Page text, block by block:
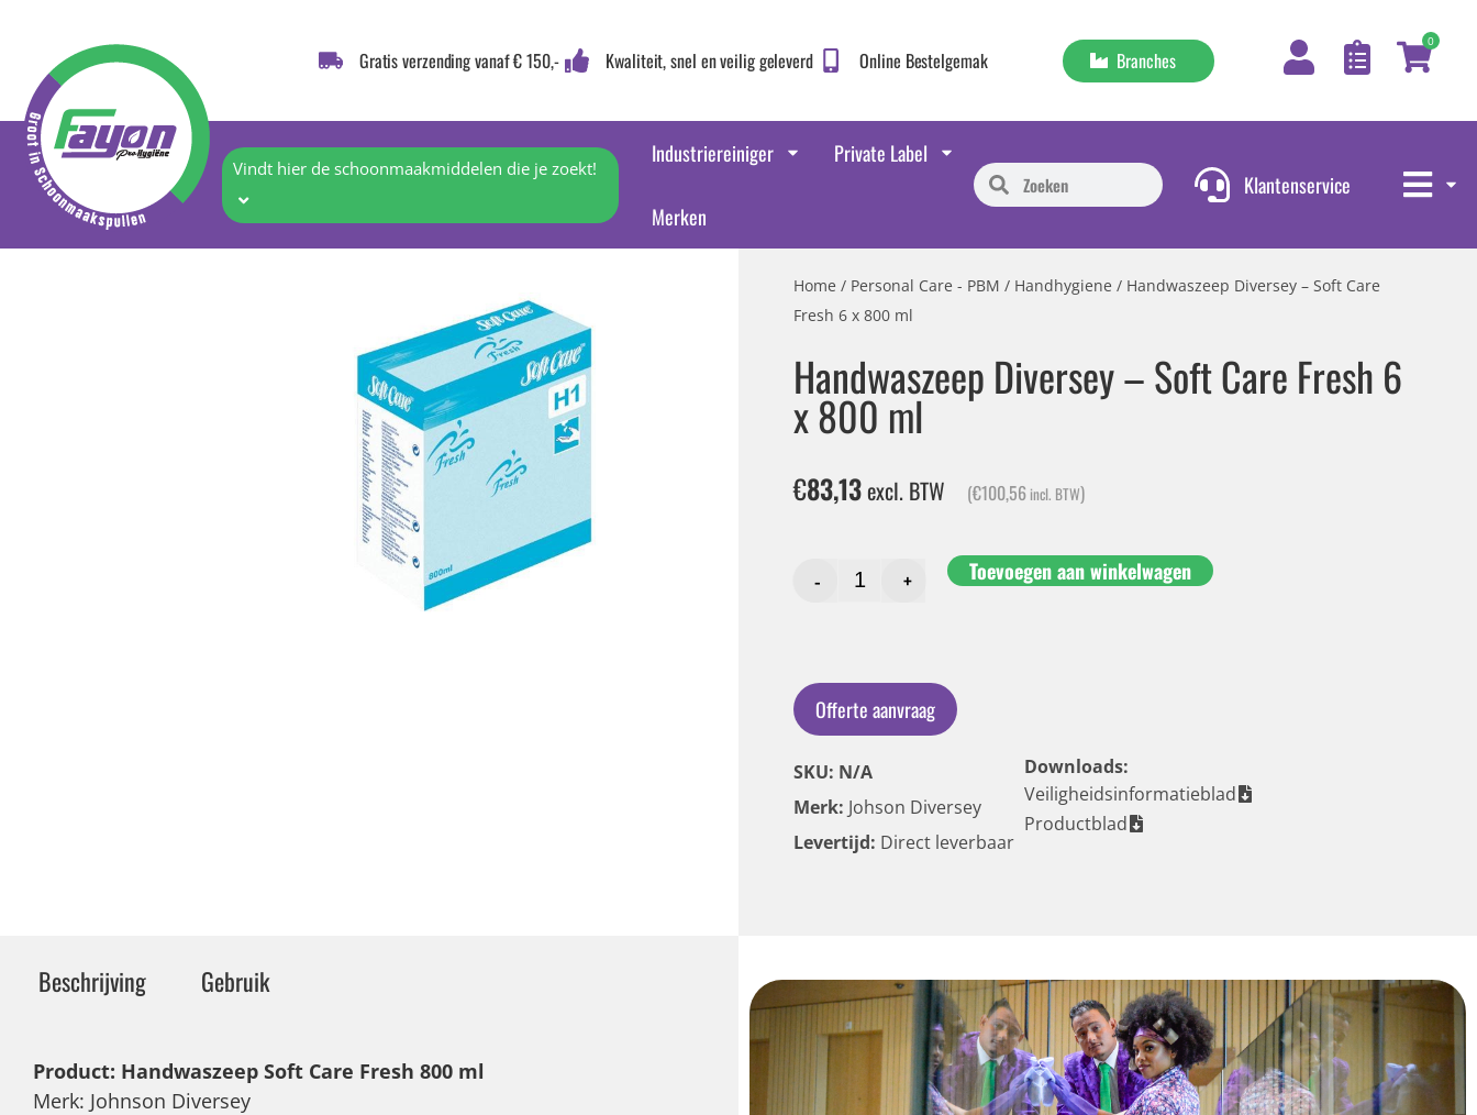
Gratis verzending vanaf € 150,- Kwaliteit, snel en veilig geleverd Online Bestelgemak Branches
0
Vindt hier de schoonmaakmiddelen die je zoekt!
Industriereiniger Private Label
Merken
Klantenservice
Home / Personal Care - PBM / Handhygiene / Handwaszeep Diversey – Soft Care
Fresh 6 x 800 ml
Handwaszeep Diversey – Soft Care Fresh 6
x 800 ml
€83,13excl. BTW (€100,56 incl. BTW)
- + Toevoegen aan winkelwagen
Offerte aanvraag
SKU: N/A
Merk: Johson Diversey
Levertijd: Direct leverbaar
Downloads:
Veiligheidsinformatieblad
Productblad
Beschrijving Gebruik
Product: Handwaszeep Soft Care Fresh 800 ml
Merk: Johnson Diversey